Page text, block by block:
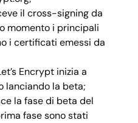
il cross-signing da
momento i principali
i certificati emessi da
Encrypt inizia a
lanciando la beta;
la fase di beta del
fase sono stati